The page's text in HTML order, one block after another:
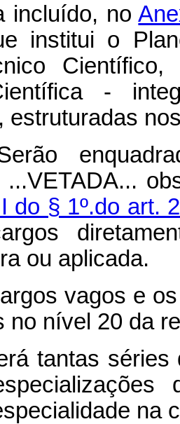
incluído, no
institui o
-
estruturadas
...VETADA...
do § 1º.do art.
ou aplicada.
vagos e
no nível 20 da
tantas séries
na